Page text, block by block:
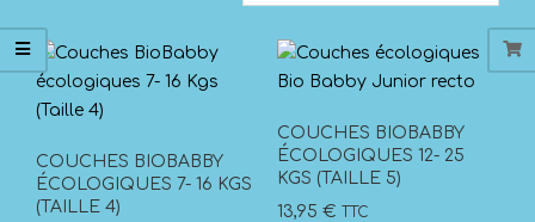
COUCHES BIOBABBY
ÉCOLOGIQUES 7- 16 KGS
(TAILLE 4)
COUCHES BIOBABBY
ÉCOLOGIQUES 12- 25
KGS (TAILLE 5)
13,95 € TTC